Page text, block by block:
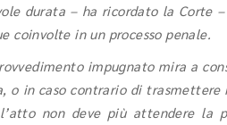
durata – ha ricordato la Corte
in un processo penale.
impugnato mira a
o in caso contrario di
non deve più attendere la